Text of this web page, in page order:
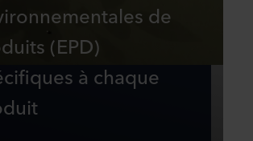
de
(EPD)
à chaque